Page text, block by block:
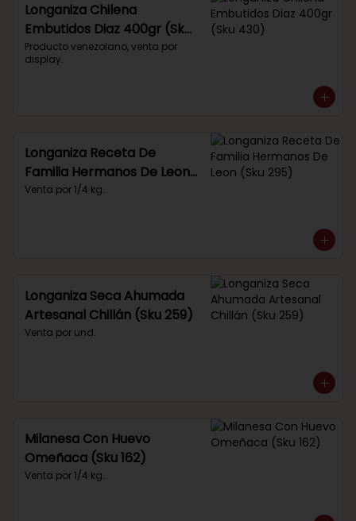
Longaniza Chilena
Embutidos Diaz 400gr (Sku
430)
Producto venezolano, venta por
display.
Longaniza Receta De
Familia Hermanos De Leon
(Sku 295)
Venta por 1/4 kg.
Longaniza Seca Ahumada
Artesanal Chillán (Sku 259)
Venta por und.
Milanesa Con Huevo
Omeñaca (Sku 162)
Venta por 1/4 kg.